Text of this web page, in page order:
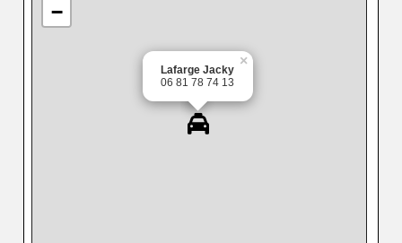
Lafarge Jacky
06 81 78 74 13
×
−